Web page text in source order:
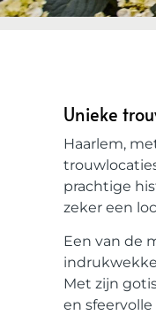
Unieke
Haarlem,
prachtige
zeker een
Een van de
Met zijn
en